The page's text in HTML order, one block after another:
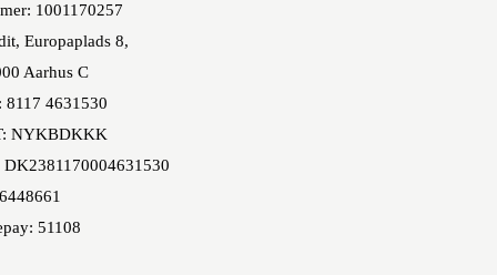
1001170257
Europaplads 8,
Aarhus C
8117 4631530
NYKBDKKK
51108